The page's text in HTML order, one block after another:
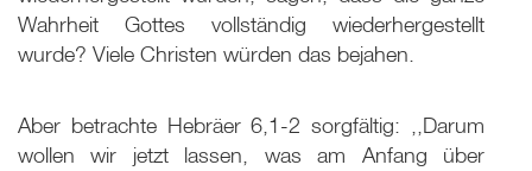
Wahrheit Gottes vollständig wiederhergestellt
wurde? Viele Christen würden das bejahen.
Aber betrachte Hebräer 6,1-2 sorgfältig: ,,Darum
wollen wir jetzt lassen, was am Anfang über